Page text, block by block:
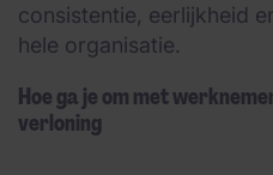
consistentie, eerlijkheid
hele organisatie.
Hoe ga je om met
verloning